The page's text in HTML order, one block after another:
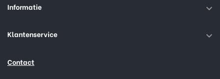
Informatie 
Klantenservice 
Contact